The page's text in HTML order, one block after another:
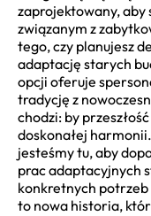
zaprojektowany,
związanym z
tego, czy planujesz
adaptację starych
opcji oferuje
tradycję z
chodzi: by
doskonałej
jesteśmy tu, aby
prac adaptacyjnych
konkretnych
to nowa historia,